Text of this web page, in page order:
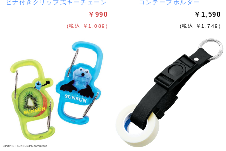
ビナ付きクリップ式キーチェーン
￥990
(税込 ￥1,089)
コンテープホルダー
￥1,590
(税込 ￥1,749)